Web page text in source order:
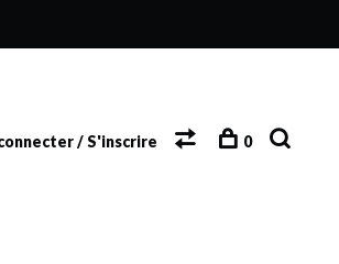
/ S'inscrire 0